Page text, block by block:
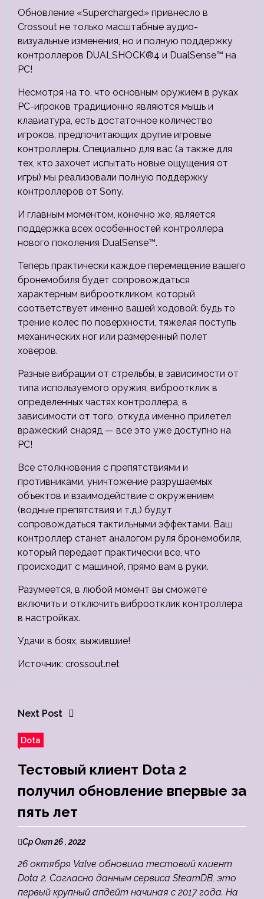
Обновление «Supercharged» привнесло в
Crossout не только масштабные аудио-
визуальные изменения, но и полную поддержку
контроллеров DUALSHOCK®4 и DualSense™ на
PC!
Несмотря на то, что основным оружием в руках
PC-игроков традиционно являются мышь и
клавиатура, есть достаточное количество
игроков, предпочитающих другие игровые
контроллеры. Специально для вас (а также для
тех, кто захочет испытать новые ощущения от
игры) мы реализовали полную поддержку
контроллеров от Sony.
И главным моментом, конечно же, является
поддержка всех особенностей контроллера
нового поколения DualSense™.
Теперь практически каждое перемещение вашего
бронемобиля будет сопровождаться
характерным виброоткликом, который
соответствует именно вашей ходовой: будь то
трение колес по поверхности, тяжелая поступь
механических ног или размеренный полет
ховеров.
Разные вибрации от стрельбы, в зависимости от
типа используемого оружия, виброотклик в
определенных частях контроллера, в
зависимости от того, откуда именно прилетел
вражеский снаряд — все это уже доступно на
PC!
Все столкновения с препятствиями и
противниками, уничтожение разрушаемых
объектов и взаимодействие с окружением
(водные препятствия и т.д.) будут
сопровождаться тактильными эффектами. Ваш
контроллер станет аналогом руля бронемобиля,
который передает практически все, что
происходит с машиной, прямо вам в руки.
Разумеется, в любой момент вы сможете
включить и отключить виброотклик контроллера
в настройках.
Удачи в боях, выжившие!
Источник: crossout.net
Next Post
Dota
Тестовый клиент Dota 2
получил обновление впервые за
пять лет
Ср Окт 26 , 2022
26 октября Valve обновила тестовый клиент
Dota 2. Согласно данным сервиса SteamDB, это
первый крупный апдейт начиная с 2017 года. На